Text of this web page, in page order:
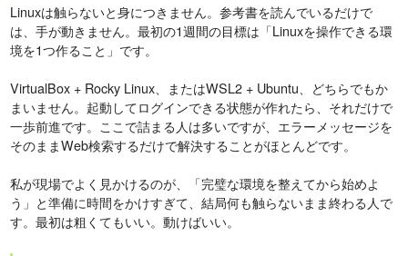
Linuxは触らないと身につきません。参考書を読んでいるだけで
は、手が動きません。最初の1週間の目標は「Linuxを操作できる環
境を1つ作ること」です。
VirtualBox + Rocky Linux、またはWSL2 + Ubuntu、どちらでもか
まいません。起動してログインできる状態が作れたら、それだけで
一歩前進です。ここで詰まる人は多いですが、エラーメッセージを
そのままWeb検索するだけで解決することがほとんどです。
私が現場でよく見かけるのが、「完璧な環境を整えてから始めよ
う」と準備に時間をかけすぎて、結局何も触らないまま終わる人で
す。最初は粗くてもいい。動けばいい。